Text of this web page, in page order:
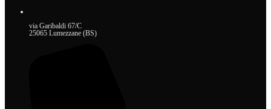
via Garibaldi 67/C
25065 Lumezzane (BS)